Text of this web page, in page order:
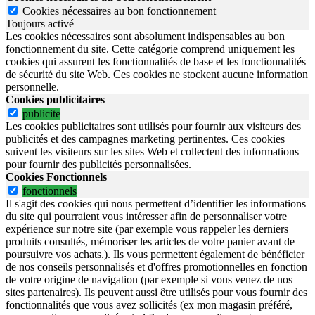
Cookies nécessaires au bon fonctionnement
Toujours activé
Les cookies nécessaires sont absolument indispensables au bon
fonctionnement du site. Cette catégorie comprend uniquement les
cookies qui assurent les fonctionnalités de base et les fonctionnalités
de sécurité du site Web. Ces cookies ne stockent aucune information
personnelle.
Cookies publicitaires
publicite
Les cookies publicitaires sont utilisés pour fournir aux visiteurs des
publicités et des campagnes marketing pertinentes. Ces cookies
suivent les visiteurs sur les sites Web et collectent des informations
pour fournir des publicités personnalisées.
Cookies Fonctionnels
fonctionnels
Il s'agit des cookies qui nous permettent d’identifier les informations
du site qui pourraient vous intéresser afin de personnaliser votre
expérience sur notre site (par exemple vous rappeler les derniers
produits consultés, mémoriser les articles de votre panier avant de
poursuivre vos achats.). Ils vous permettent également de bénéficier
de nos conseils personnalisés et d'offres promotionnelles en fonction
de votre origine de navigation (par exemple si vous venez de nos
sites partenaires). Ils peuvent aussi être utilisés pour vous fournir des
fonctionnalités que vous avez sollicités (ex mon magasin préféré,